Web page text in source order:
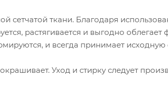
сетчатой ткани. Благодаря
растягивается и выгодно облегает
и всегда принимает
Уход и стирку следует